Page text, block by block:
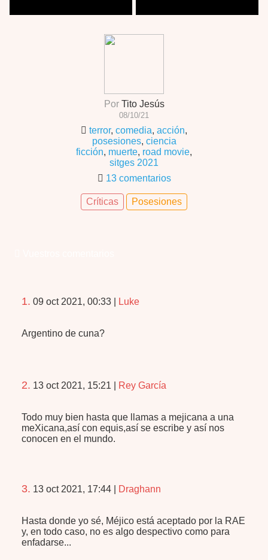
PorTito Jesús
08/10/21
terror, comedia, acción,
posesiones, ciencia
ficción, muerte, road movie,
sitges 2021
13 comentarios
Críticas Posesiones
1. 09 oct 2021, 00:33 Luke
Argentino de cuna?
2. 13 oct 2021, 15:21 Rey García
Todo muy bien hasta que llamas a mejicana a una
meXicana,así con equis,así se escribe y así nos
conocen en el mundo.
3. 13 oct 2021, 17:44 Draghann
Hasta donde yo sé, Méjico está aceptado por la RAE
y, en todo caso, no es algo despectivo como para
enfadarse...